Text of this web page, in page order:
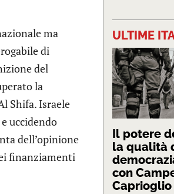
ma
di
del
la
Shifa. Israele
uccidendo
dell’opinione
finanziamenti
ULTIME
Il potere
la qualità
con
Caprioglio